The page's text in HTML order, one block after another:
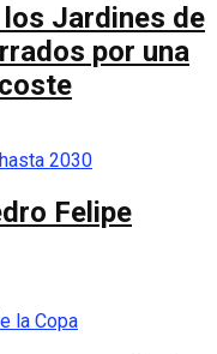
los Jardines de
por una
Felipe